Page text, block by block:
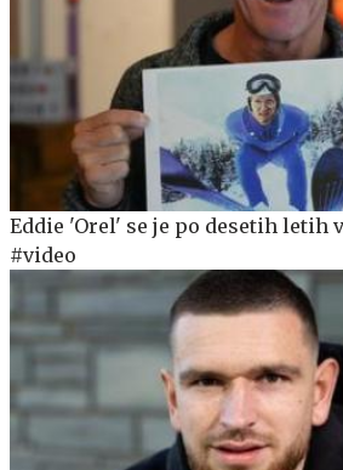
Eddie 'Orel' se je po desetih
#video